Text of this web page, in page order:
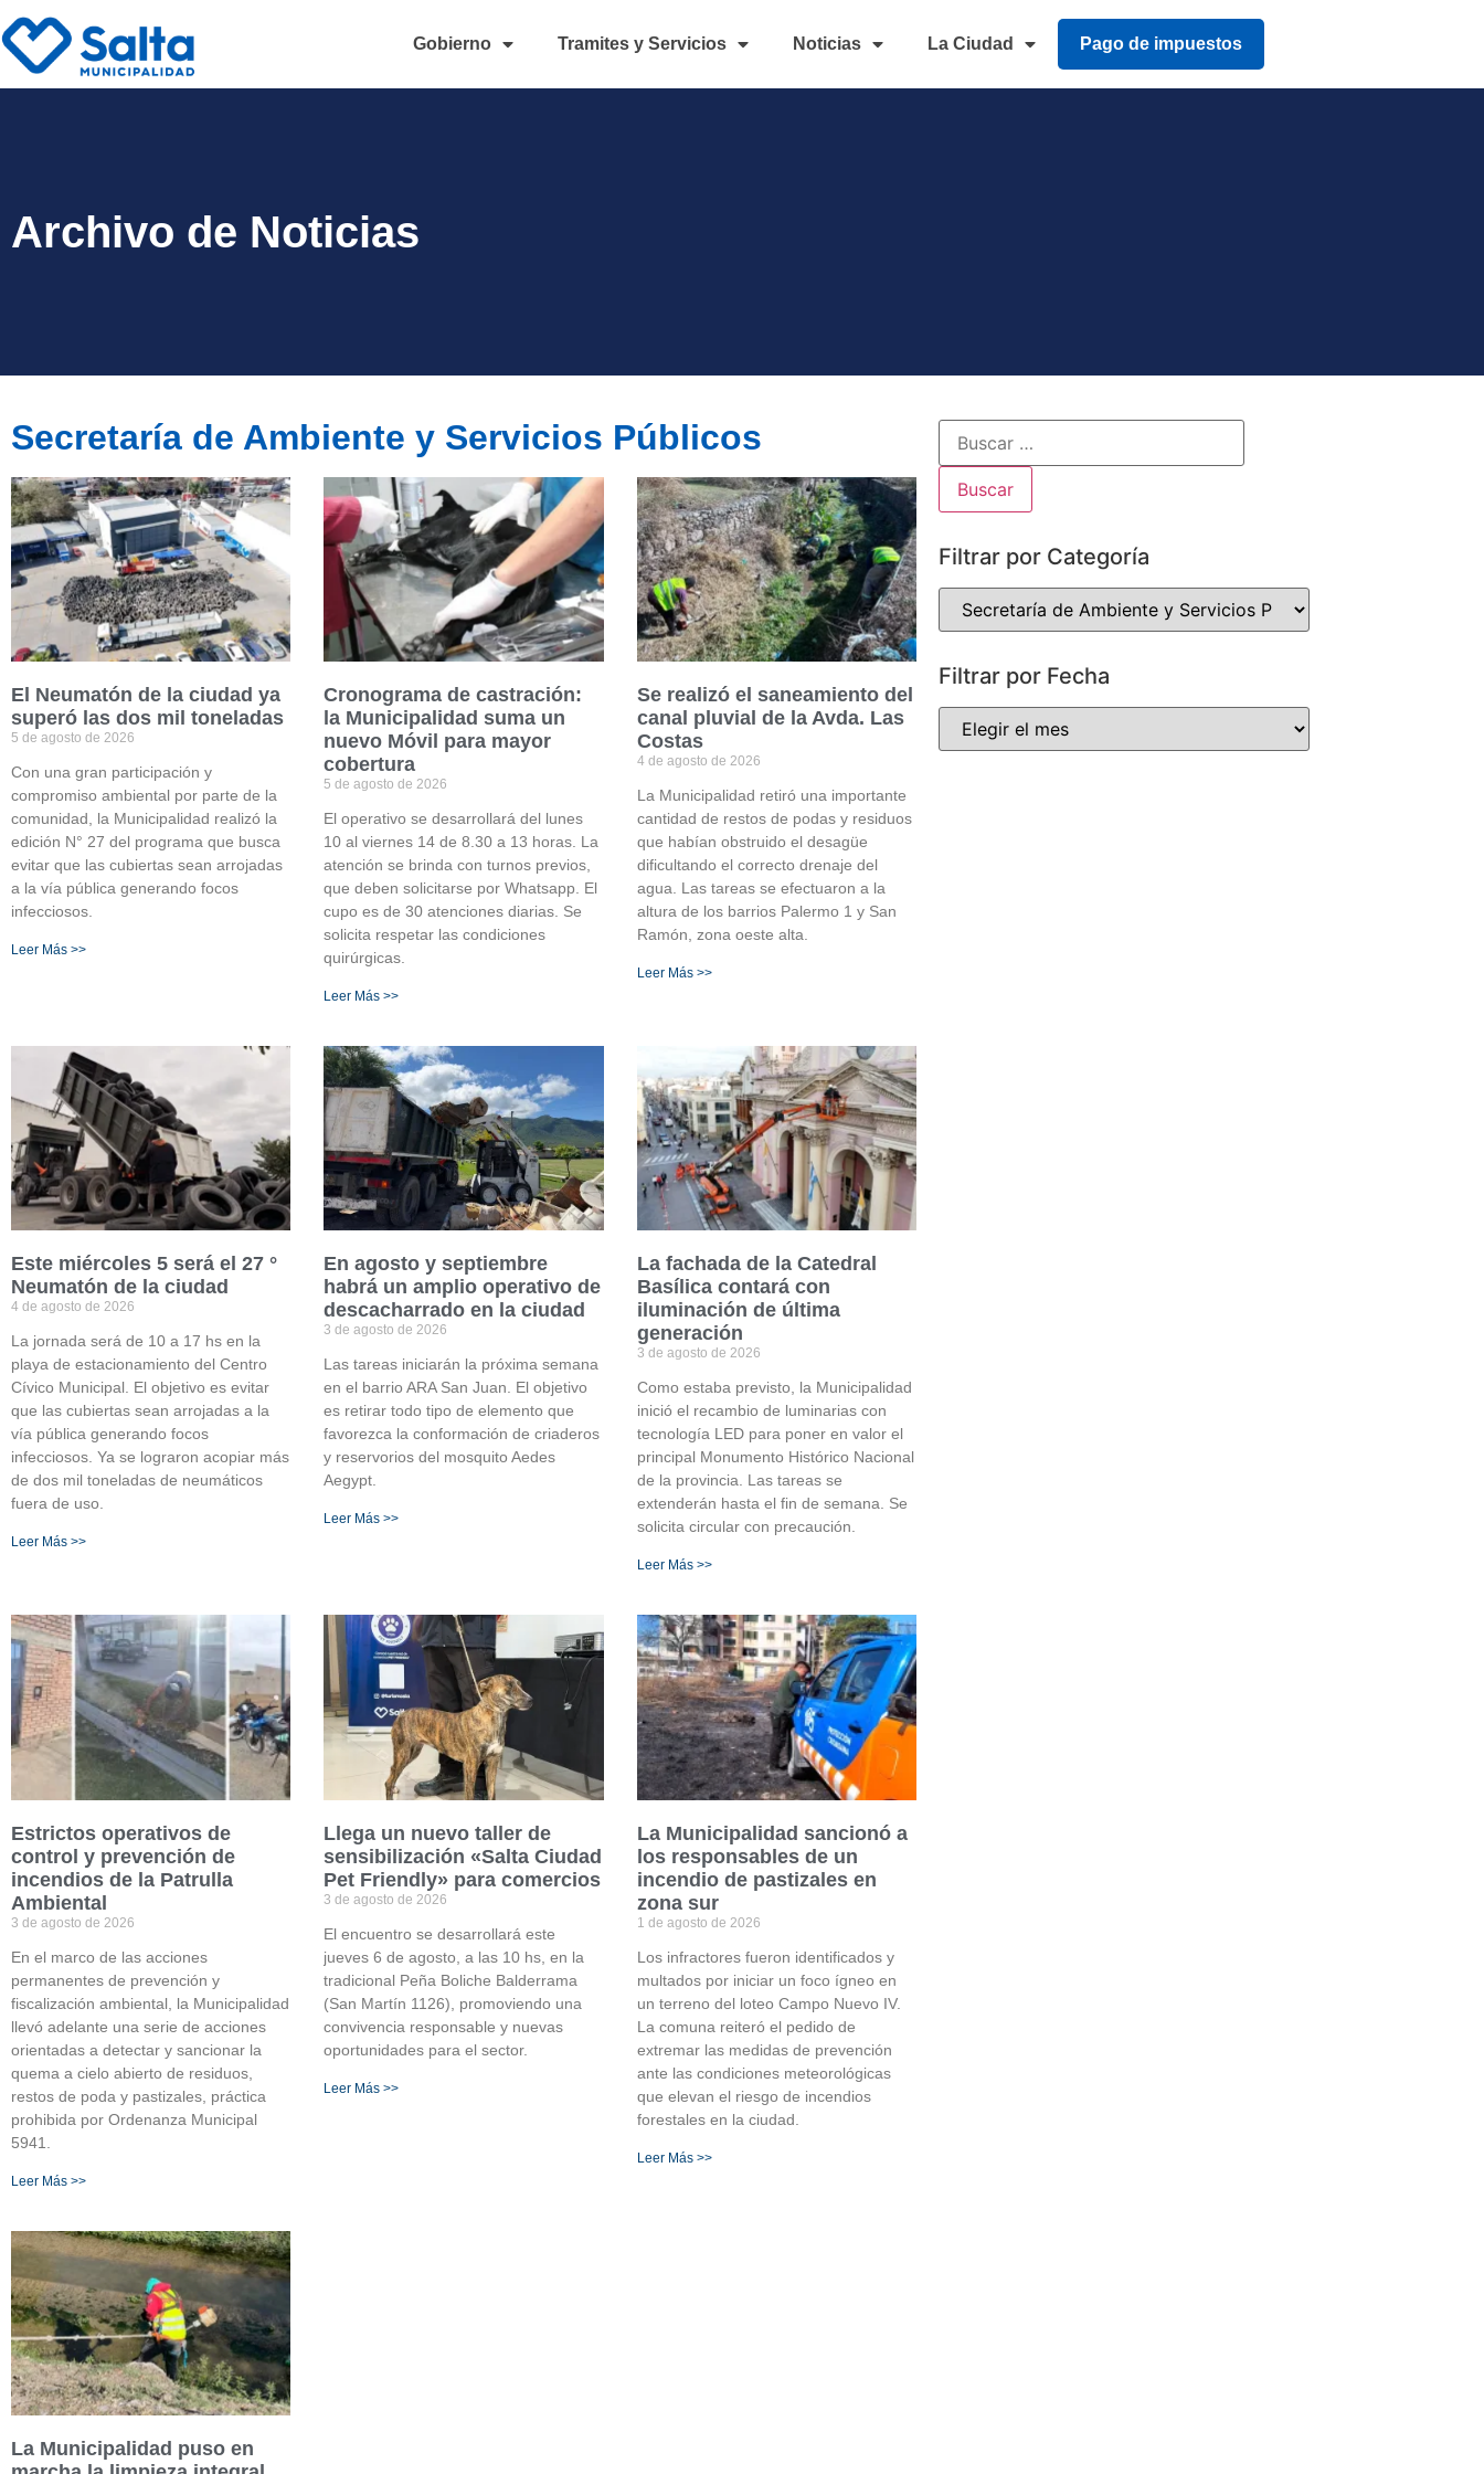
Gobierno Tramites y Servicios Noticias La Ciudad Pago de impuestos
Archivo de Noticias
Secretaría de Ambiente y Servicios Públicos
El Neumatón de la ciudad ya
superó las dos mil toneladas
5 de agosto de 2026
Con una gran participación y
compromiso ambiental por parte de la
comunidad, la Municipalidad realizó la
edición N° 27 del programa que busca
evitar que las cubiertas sean arrojadas
a la vía pública generando focos
infecciosos.
Leer Más >>
Cronograma de castración:
la Municipalidad suma un
nuevo Móvil para mayor
cobertura
5 de agosto de 2026
El operativo se desarrollará del lunes
10 al viernes 14 de 8.30 a 13 horas. La
atención se brinda con turnos previos,
que deben solicitarse por Whatsapp. El
cupo es de 30 atenciones diarias. Se
solicita respetar las condiciones
quirúrgicas.
Leer Más >>
Se realizó el saneamiento del
canal pluvial de la Avda. Las
Costas
4 de agosto de 2026
La Municipalidad retiró una importante
cantidad de restos de podas y residuos
que habían obstruido el desagüe
dificultando el correcto drenaje del
agua. Las tareas se efectuaron a la
altura de los barrios Palermo 1 y San
Ramón, zona oeste alta.
Leer Más >>
Este miércoles 5 será el 27 °
Neumatón de la ciudad
4 de agosto de 2026
La jornada será de 10 a 17 hs en la
playa de estacionamiento del Centro
Cívico Municipal. El objetivo es evitar
que las cubiertas sean arrojadas a la
vía pública generando focos
infecciosos. Ya se lograron acopiar más
de dos mil toneladas de neumáticos
fuera de uso.
Leer Más >>
En agosto y septiembre
habrá un amplio operativo de
descacharrado en la ciudad
3 de agosto de 2026
Las tareas iniciarán la próxima semana
en el barrio ARA San Juan. El objetivo
es retirar todo tipo de elemento que
favorezca la conformación de criaderos
y reservorios del mosquito Aedes
Aegypt.
Leer Más >>
La fachada de la Catedral
Basílica contará con
iluminación de última
generación
3 de agosto de 2026
Como estaba previsto, la Municipalidad
inició el recambio de luminarias con
tecnología LED para poner en valor el
principal Monumento Histórico Nacional
de la provincia. Las tareas se
extenderán hasta el fin de semana. Se
solicita circular con precaución.
Leer Más >>
Estrictos operativos de
control y prevención de
incendios de la Patrulla
Ambiental
3 de agosto de 2026
En el marco de las acciones
permanentes de prevención y
fiscalización ambiental, la Municipalidad
llevó adelante una serie de acciones
orientadas a detectar y sancionar la
quema a cielo abierto de residuos,
restos de poda y pastizales, práctica
prohibida por Ordenanza Municipal
5941.
Leer Más >>
Llega un nuevo taller de
sensibilización «Salta Ciudad
Pet Friendly» para comercios
3 de agosto de 2026
El encuentro se desarrollará este
jueves 6 de agosto, a las 10 hs, en la
tradicional Peña Boliche Balderrama
(San Martín 1126), promoviendo una
convivencia responsable y nuevas
oportunidades para el sector.
Leer Más >>
La Municipalidad sancionó a
los responsables de un
incendio de pastizales en
zona sur
1 de agosto de 2026
Los infractores fueron identificados y
multados por iniciar un foco ígneo en
un terreno del loteo Campo Nuevo IV.
La comuna reiteró el pedido de
extremar las medidas de prevención
ante las condiciones meteorológicas
que elevan el riesgo de incendios
forestales en la ciudad.
Leer Más >>
La Municipalidad puso en
Filtrar por Categoría
Filtrar por Fecha